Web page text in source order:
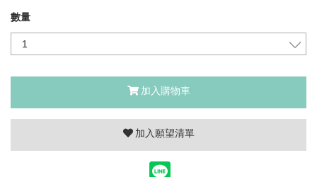
數量
加入購物車
加入願望清單